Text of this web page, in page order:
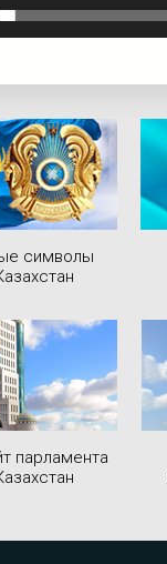
символы
парламента